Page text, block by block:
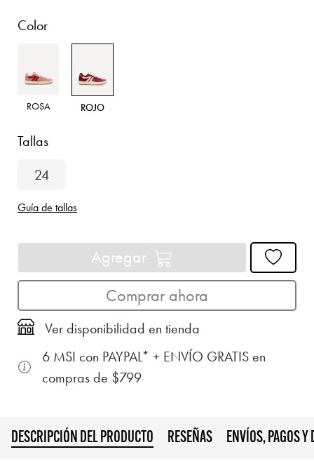
Color
ROSA ROJO
Tallas
24
Guía de tallas
Agregar
Comprar ahora
Ver disponibilidad en tienda
6 MSI con PAYPAL* + ENVÍO GRATIS en
compras de $799
DESCRIPCIÓN DEL PRODUCTO RESEÑAS ENVÍOS, PAGOS Y